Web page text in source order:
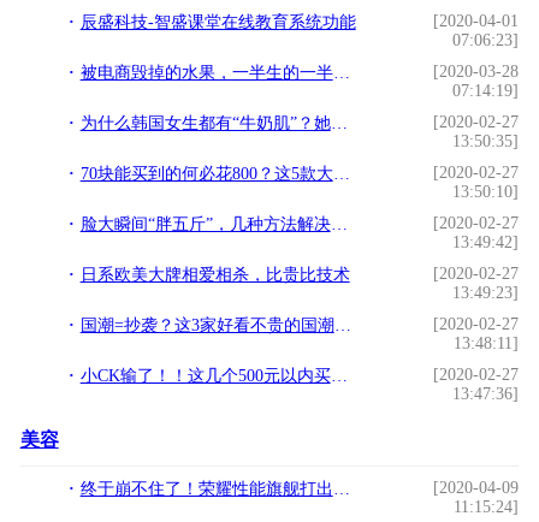
辰盛科技-智盛课堂在线教育系统功能
[2020-04-01
07:06:23]
被电商毁掉的水果，一半生的一半烂的，不做回头客生意？
[2020-03-28
07:14:19]
为什么韩国女生都有“牛奶肌”？她们爱做的事，中国女孩都忽略了
[2020-02-27
13:50:35]
70块能买到的何必花800？这5款大牌护肤平替，完美诠释性价比
[2020-02-27
13:50:10]
脸大瞬间“胖五斤”，几种方法解决大脸烦恼，精致V脸不是梦
[2020-02-27
13:49:42]
日系欧美大牌相爱相杀，比贵比技术
[2020-02-27
13:49:23]
国潮=抄袭？这3家好看不贵的国潮品牌为自己正名
[2020-02-27
13:48:11]
小CK输了！！这几个500元以内买到的小众包包太美了！还不撞包
[2020-02-27
13:47:36]
美容
终于崩不住了！荣耀性能旗舰打出贴心福利，彻底为销量奋斗
[2020-04-09
11:15:24]